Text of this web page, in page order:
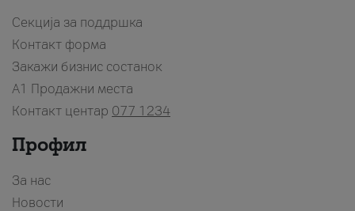
Секција за поддршка
Контакт форма
Закажи бизнис состанок
A1 Продажни места
Контакт центар 077 1234
Профил
За нас
Новости